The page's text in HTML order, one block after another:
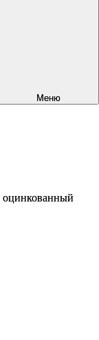
Меню
оцинкованный